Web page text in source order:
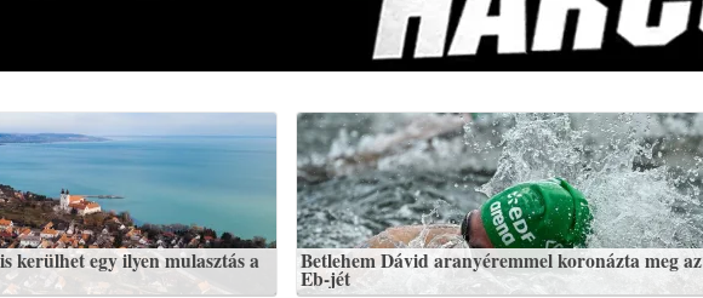
kerülhet egy ilyen mulasztás a Betlehem Dávid aranyéremmel koronázta meg az
Eb-jét